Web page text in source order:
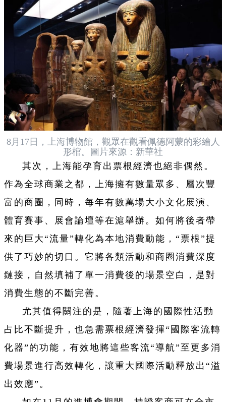
8月17日，上海博物館，觀眾在觀看佩德阿蒙的彩繪人
形棺。圖片來源：新華社
其次，上海能孕育出票根經濟也絕非偶然。
作為全球商業之都，上海擁有數量眾多、層次豐
富的商圈，同時，每年有數萬場大小文化展演、
體育賽事、展會論壇等在滬舉辦。如何將後者帶
來的巨大“流量”轉化為本地消費動能，“票根”提
供了巧妙的切口。它將各類活動和商圈消費深度
鏈接，自然填補了單一消費後的場景空白，是對
消費生態的不斷完善。
尤其值得關注的是，隨著上海的國際性活動
占比不斷提升，也急需票根經濟發揮“國際客流轉
化器”的功能，有效地將這些客流“導航”至更多消
費場景進行高效轉化，讓重大國際活動釋放出“溢
出效應”。